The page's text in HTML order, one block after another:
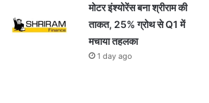
मोटर इंश्योरेंस बना श्रीराम की
ताकत, 25% ग्रोथ से Q1 में
मचाया तहलका
1 day ago